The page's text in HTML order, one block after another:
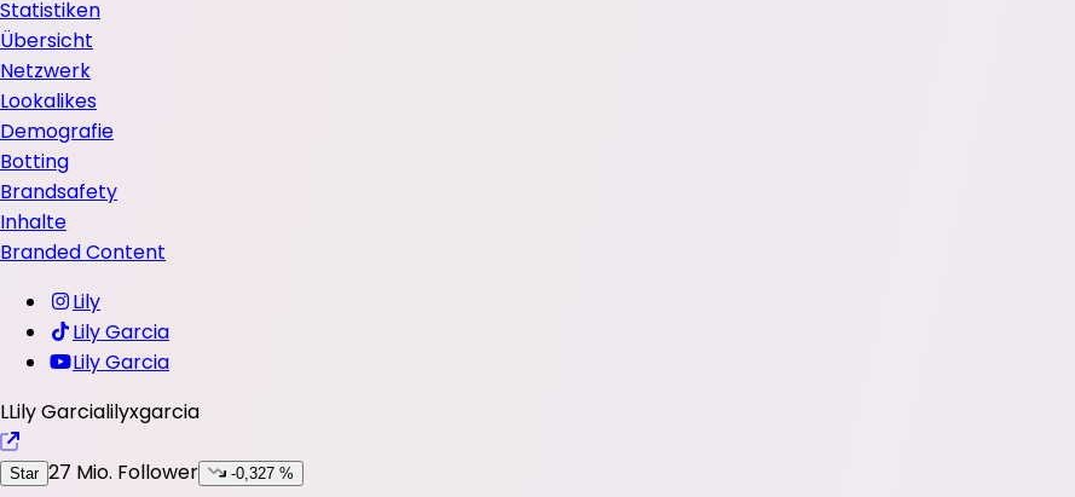
Statistiken
Übersicht
Netzwerk
Lookalikes
Demografie
Botting
Brandsafety
Inhalte
Branded Content
Lily
Lily Garcia
Lily Garcia
LLily Garcialilyxgarcia
Star 27 Mio. Follower -0,327 %